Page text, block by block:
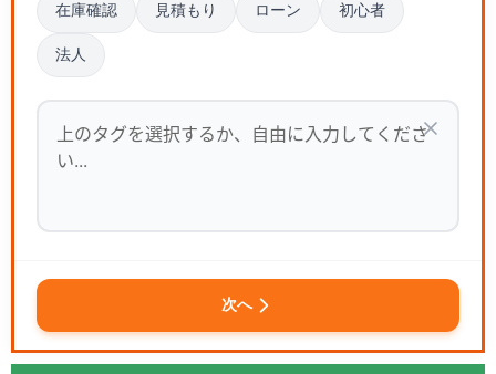
在庫確認 見積もり ローン 初心者
法人
次へ